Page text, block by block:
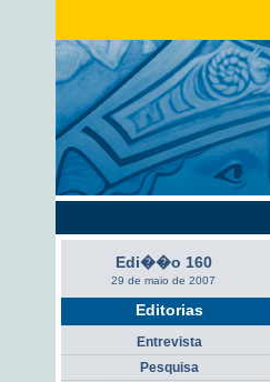
Edi��o 160
29 de maio de 2007
Editorias
Entrevista
Pesquisa